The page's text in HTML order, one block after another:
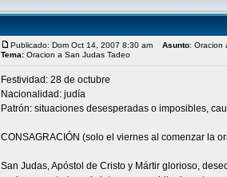
Publicado: Dom Oct 14, 2007 8:30 am Asunto: Oracion
Tema: Oracion a San Judas Tadeo
Festividad: 28 de octubre
Nacionalidad: judía
Patrón: situaciones desesperadas o imposibles,
CONSAGRACIÓN (solo el viernes al comenzar la
San Judas, Apóstol de Cristo y Mártir glorioso,